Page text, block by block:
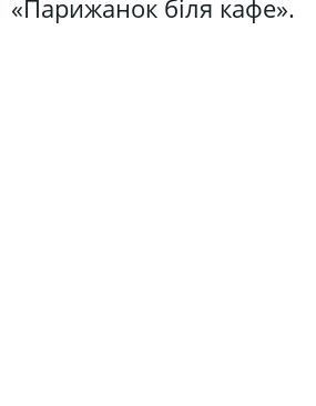
«Парижанок біля кафе».